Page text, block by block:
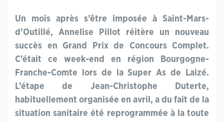
Un mois après s’être imposée à Saint-Mars-
d’Outillé, Annelise Pillot réitère un nouveau
succès en Grand Prix de Concours Complet.
C’était ce week-end en région Bourgogne-
Franche-Comte lors de la Super As de Laizé.
L’étape de Jean-Christophe Duterte,
habituellement organisée en avril, a du fait de la
situation sanitaire été reprogrammée à la toute